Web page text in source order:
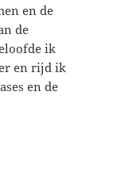
en de
de
ik
en rijd ik
en de